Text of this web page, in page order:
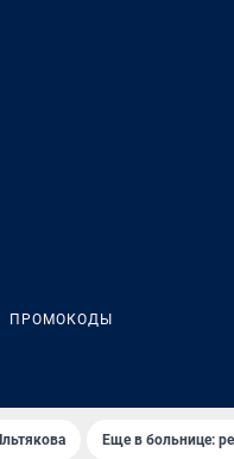
ПРОМОКОДЫ
Еще в больнице: